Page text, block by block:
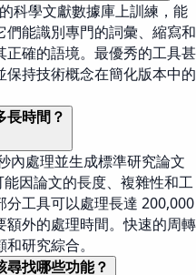
科學文獻數據庫上訓練，能
能識別專門的詞彙、縮寫和
確的語境。最優秀的工具甚
持技術概念在簡化版本中的
長時間？
內處理並生成標準研究論文
能因論文的長度、複雜性和工
工具可以處理長達 200,000
外的處理時間。快速的周轉
研究綜合。
尋找哪些功能？